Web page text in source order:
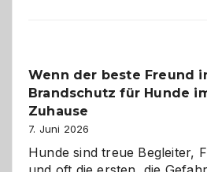
und
herzlich
Wenn der beste Freund
Brandschutz für Hunde
Zuhause
7. Juni 2026
Hunde sind treue Begleiter,